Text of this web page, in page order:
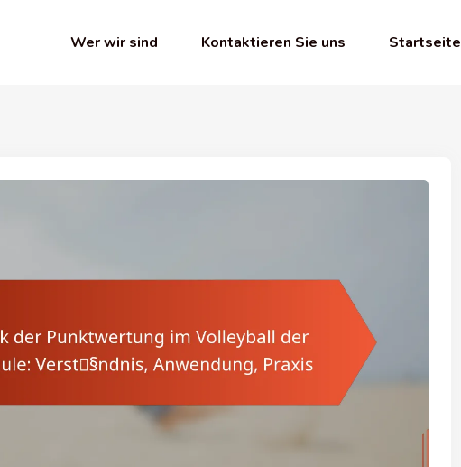
Wer wir sind Kontaktieren Sie uns Startseite